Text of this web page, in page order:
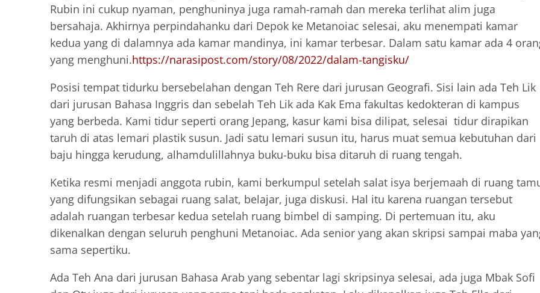
Rubin ini cukup nyaman, penghuninya juga ramah-ramah dan mereka terlihat alim juga
bersahaja. Akhirnya perpindahanku dari Depok ke Metanoiac selesai, aku menempati kamar
kedua yang di dalamnya ada kamar mandinya, ini kamar terbesar. Dalam satu kamar ada 4
yang menghuni.https://narasipost.com/story/08/2022/dalam-tangisku/
Posisi tempat tidurku bersebelahan dengan Teh Rere dari jurusan Geografi. Sisi lain ada Teh Lik
dari jurusan Bahasa Inggris dan sebelah Teh Lik ada Kak Ema fakultas kedokteran di kampus
yang berbeda. Kami tidur seperti orang Jepang, kasur kami bisa dilipat, selesai tidur dirapikan
taruh di atas lemari plastik susun. Jadi satu lemari susun itu, harus muat semua kebutuhan dari
baju hingga kerudung, alhamdulillahnya buku-buku bisa ditaruh di ruang tengah.
Ketika resmi menjadi anggota rubin, kami berkumpul setelah salat isya berjemaah di ruang
yang difungsikan sebagai ruang salat, belajar, juga diskusi. Hal itu karena ruangan tersebut
adalah ruangan terbesar kedua setelah ruang bimbel di samping. Di pertemuan itu, aku
dikenalkan dengan seluruh penghuni Metanoiac. Ada senior yang akan skripsi sampai maba
sama sepertiku.
Ada Teh Ana dari jurusan Bahasa Arab yang sebentar lagi skripsinya selesai, ada juga Mbak Sofi